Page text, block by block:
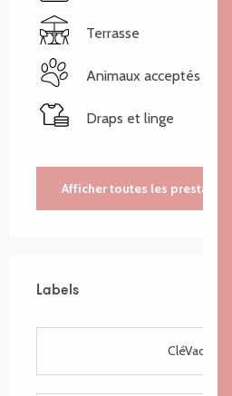
Terrasse
Animaux acceptés
Draps et linge
Afficher toutes les prestations
Labels
Labels
CléVacances